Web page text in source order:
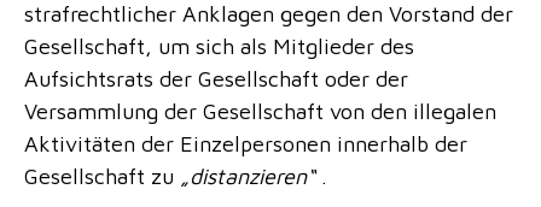
strafrechtlicher Anklagen gegen den Vorstand der
Gesellschaft, um sich als Mitglieder des
Aufsichtsrats der Gesellschaft oder der
Versammlung der Gesellschaft von den illegalen
Aktivitäten der Einzelpersonen innerhalb der
Gesellschaft zu „distanzieren“.